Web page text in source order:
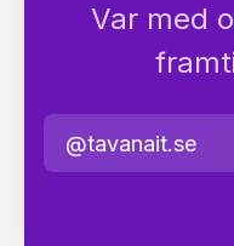
Var med
@tavanait.se